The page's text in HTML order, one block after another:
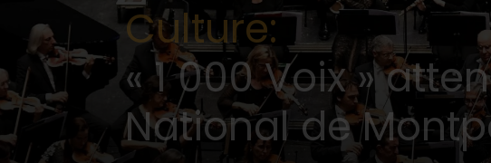
Culture:
« 1 000 Voix »
National de